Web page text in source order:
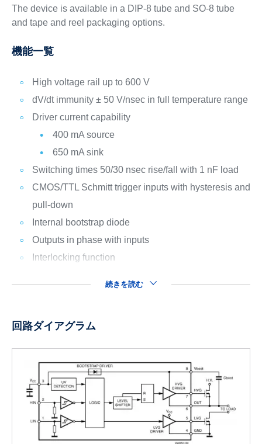
The device is available in a DIP-8 tube and SO-8 tube
and tape and reel packaging options.
機能一覧
High voltage rail up to 600 V
dV/dt immunity ± 50 V/nsec in full temperature range
Driver current capability
400 mA source
650 mA sink
Switching times 50/30 nsec rise/fall with 1 nF load
CMOS/TTL Schmitt trigger inputs with hysteresis and
pull-down
Internal bootstrap diode
Outputs in phase with inputs
Interlocking function
続きを読む
回路ダイアグラム